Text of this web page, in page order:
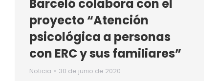
Barceló colabora con el
proyecto “Atención
psicológica a personas
con ERC y sus familiares”
Noticia 30 de junio de 2020